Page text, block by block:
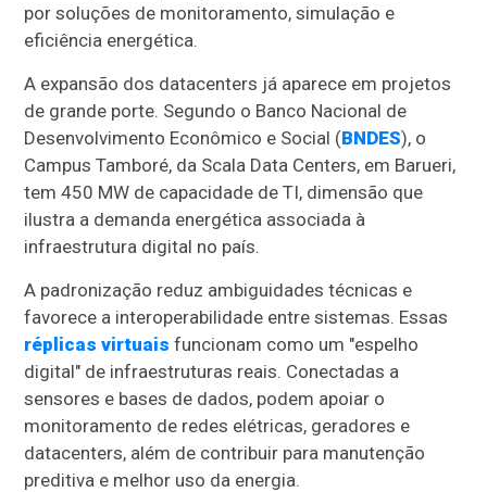
por soluções de monitoramento, simulação e
eficiência energética.
A expansão dos datacenters já aparece em projetos
de grande porte. Segundo o Banco Nacional de
Desenvolvimento Econômico e Social (BNDES), o
Campus Tamboré, da Scala Data Centers, em Barueri,
tem 450 MW de capacidade de TI, dimensão que
ilustra a demanda energética associada à
infraestrutura digital no país.
A padronização reduz ambiguidades técnicas e
favorece a interoperabilidade entre sistemas. Essas
réplicas virtuais funcionam como um "espelho
digital" de infraestruturas reais. Conectadas a
sensores e bases de dados, podem apoiar o
monitoramento de redes elétricas, geradores e
datacenters, além de contribuir para manutenção
preditiva e melhor uso da energia.